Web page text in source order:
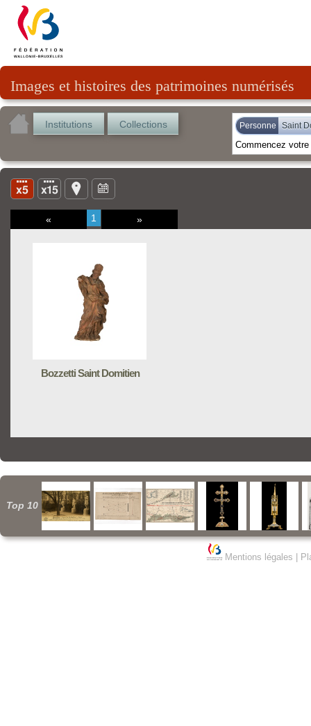
Images et histoires des patrimoines numérisés
Institutions Collections Personne Saint
« 1 »
Bozzetti Saint Domitien
Top 10
Mentions légales